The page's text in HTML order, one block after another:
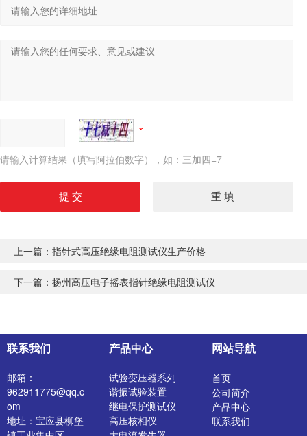
请输入计算结果（填写阿拉伯数字），如：三加四=7
上一篇： 指针式高压绝缘电阻测试仪生产价格
下一篇： 扬州高压电子摇表指针绝缘电阻测试仪
联系我们
邮箱：
962911775@qq.c
om
地址：宝应县柳堡
产品中心
试验变压器系列
谐振试验装置
继电保护测试仪
高压核相仪
网站导航
首页
公司简介
产品中心
联系我们